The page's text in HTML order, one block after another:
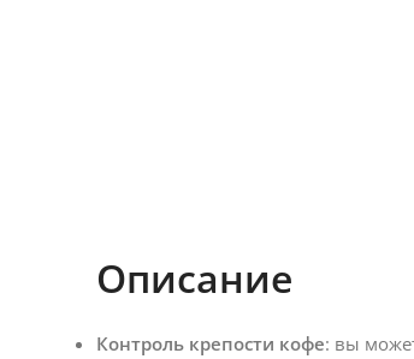
Описание
Контроль крепости кофе: вы